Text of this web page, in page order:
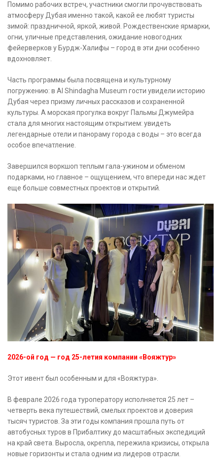
Помимо рабочих встреч, участники смогли прочувствовать
атмосферу Дубая именно такой, какой ее любят туристы
зимой: праздничной, яркой, живой. Рождественские ярмарки,
огни, уличные представления, ожидание новогодних
фейерверков у Бурдж-Халифы – город в эти дни особенно
вдохновляет.
Часть программы была посвящена и культурному
погружению: в Al Shindagha Museum гости увидели историю
Дубая через призму личных рассказов и сохраненной
культуры. А морская прогулка вокруг Пальмы Джумейра
стала для многих настоящим открытием: увидеть
легендарные отели и панораму города с воды – это всегда
особое впечатление.
Завершился воркшоп теплым гала-ужином и обменом
подарками, но главное – ощущением, что впереди нас ждет
еще больше совместных проектов и открытий.
2026-ой год — год 25-летия компании «Вояжтур»
Этот ивент был особенным и для «Вояжтура».
В феврале 2026 года туроператору исполняется 25 лет –
четверть века путешествий, смелых проектов и доверия
тысяч туристов. За эти годы компания прошла путь от
автобусных туров в Прибалтику до масштабных экспедиций
на край света. Выросла, окрепла, пережила кризисы, открыла
новые горизонты и стала одним из лидеров отрасли.